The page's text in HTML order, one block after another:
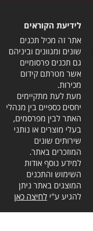
לידיעת הקוראים
אתר זה מכיל תכנים
שונים ומגוונים וביניהם
גם תכנים פרסומיים
אשר מטרתם קידום
מכירות.
מעת לעת מתקיימים
יחסים כספיים בין מנהלי
האתר לבין מפרסמים,
בעלי מוצרים או נותני
שירותים שונים
המוזכרים באתר.
למידע נוסף אודות
השימוש והתכנים
המוצגים באתר ניתן
להגיע ע"ילחיצה כאן